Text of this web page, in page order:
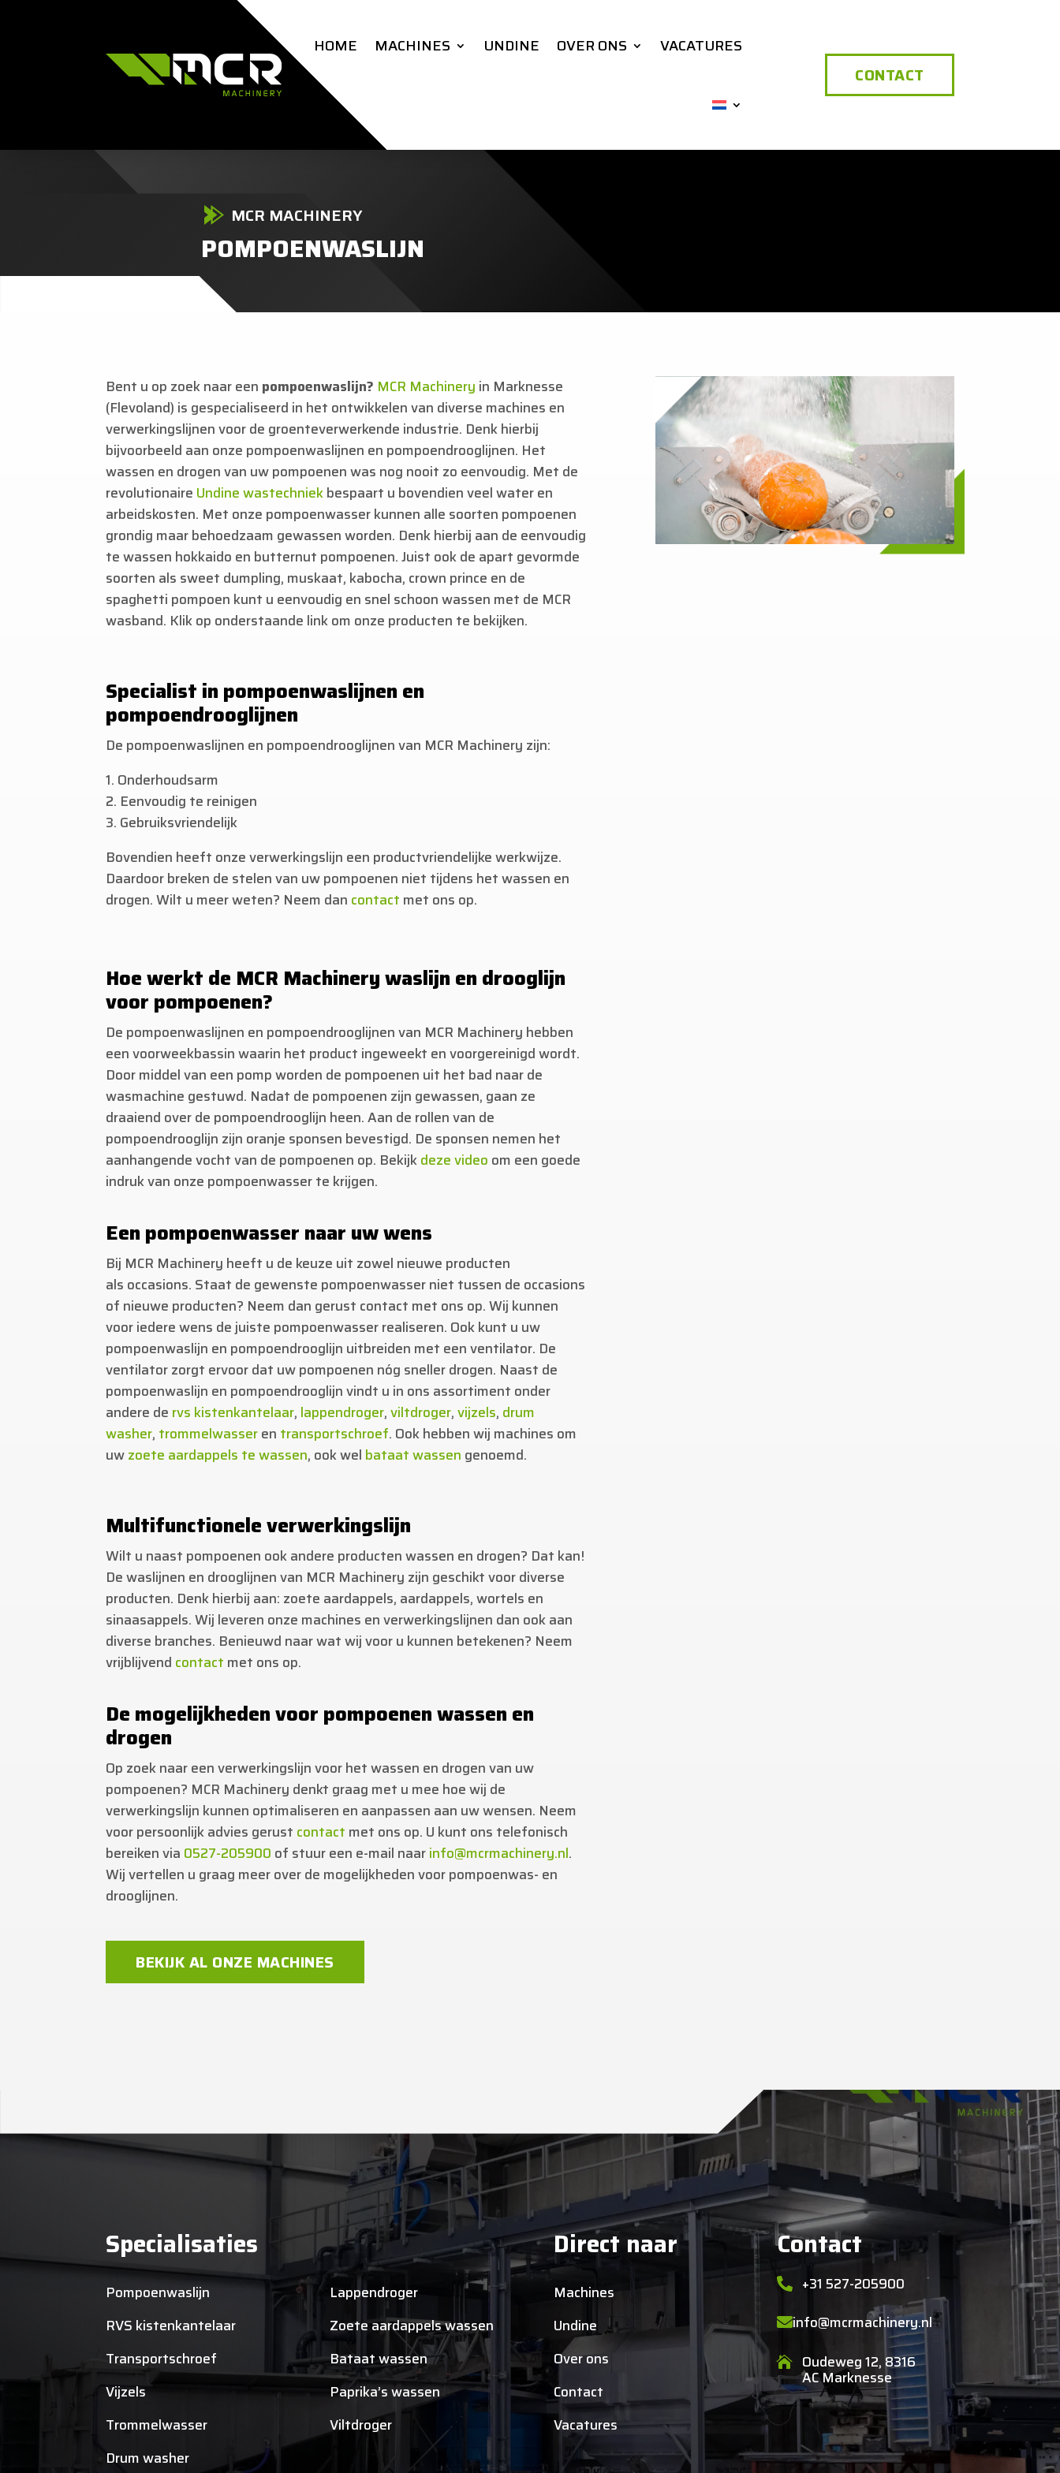
HOME MACHINES UNDINE OVER ONS VACATURES
CONTACT
MCR MACHINERY
POMPOENWASLIJN
Bent u op zoek naar een pompoenwaslijn? MCR Machinery in Marknesse
(Flevoland) is gespecialiseerd in het ontwikkelen van diverse machines en
verwerkingslijnen voor de groenteverwerkende industrie. Denk hierbij
bijvoorbeeld aan onze pompoenwaslijnen en pompoendrooglijnen. Het
wassen en drogen van uw pompoenen was nog nooit zo eenvoudig. Met de
revolutionaire Undine wastechniekbespaart u bovendien veel water en
arbeidskosten. Met onze pompoenwasser kunnen alle soorten pompoenen
grondig maar behoedzaam gewassen worden. Denk hierbij aan de eenvoudig
te wassen hokkaido en butternut pompoenen. Juist ook de apart gevormde
soorten als sweet dumpling, muskaat, kabocha, crown prince en de
spaghetti pompoen kunt u eenvoudig en snel schoon wassen met de MCR
wasband. Klik op onderstaande link om onze producten te bekijken.
Specialist in pompoenwaslijnen en
pompoendrooglijnen
De pompoenwaslijnen en pompoendrooglijnen van MCR Machinery zijn:
1. Onderhoudsarm
2. Eenvoudig te reinigen
3. Gebruiksvriendelijk
Bovendien heeft onze verwerkingslijn een productvriendelijke werkwijze.
Daardoor breken de stelen van uw pompoenen niet tijdens het wassen en
drogen. Wilt u meer weten? Neem dan contact met ons op.
Hoe werkt de MCR Machinery waslijn en drooglijn
voor pompoenen?
De pompoenwaslijnen en pompoendrooglijnen van MCR Machinery hebben
een voorweekbassin waarin het product ingeweekt en voorgereinigd wordt.
Door middel van een pomp worden de pompoenen uit het bad naar de
wasmachine gestuwd. Nadat de pompoenen zijn gewassen, gaan ze
draaiend over de pompoendrooglijn heen. Aan de rollen van de
pompoendrooglijn zijn oranje sponsen bevestigd. De sponsen nemen het
aanhangende vocht van de pompoenen op. Bekijkdeze video om een goede
indruk van onze pompoenwasser te krijgen.
Een pompoenwasser naar uw wens
Bij MCR Machinery heeft u de keuze uit zowel nieuwe producten
als occasions. Staat de gewenste pompoenwasser niet tussen de occasions
of nieuwe producten? Neem dan gerust contact met ons op. Wij kunnen
voor iedere wens de juiste pompoenwasser realiseren. Ook kunt u uw
pompoenwaslijn en pompoendrooglijn uitbreiden met een ventilator. De
ventilator zorgt ervoor dat uw pompoenen nóg sneller drogen. Naast de
pompoenwaslijn en pompoendrooglijn vindt u in ons assortiment onder
andere de rvs kistenkantelaar, lappendroger, viltdroger,vijzels, drum
washer, trommelwasseren transportschroef. Ook hebben wij machines om
uwzoete aardappels te wassen, ook wel bataat wassen genoemd.
Multifunctionele verwerkingslijn
Wilt u naast pompoenen ook andere producten wassen en drogen? Dat kan!
De waslijnen en drooglijnen van MCR Machinery zijn geschikt voor diverse
producten. Denk hierbij aan: zoete aardappels, aardappels, wortels en
sinaasappels. Wij leveren onze machines en verwerkingslijnen dan ook aan
diverse branches. Benieuwd naar wat wij voor u kunnen betekenen? Neem
vrijblijvend contact met ons op.
De mogelijkheden voor pompoenen wassen en
drogen
Op zoek naar een verwerkingslijn voor het wassen en drogen van uw
pompoenen? MCR Machinery denkt graag met u mee hoe wij de
verwerkingslijn kunnen optimaliseren en aanpassen aan uw wensen. Neem
voor persoonlijk advies gerust contact met ons op. U kunt ons telefonisch
bereiken via 0527-205900 of stuur een e-mail naarinfo@mcrmachinery.nl.
Wij vertellen u graag meer over de mogelijkheden voor pompoenwas- en
drooglijnen.
BEKIJK AL ONZE MACHINES
Specialisaties
Pompoenwaslijn
RVS kistenkantelaar
Transportschroef
Vijzels
Trommelwasser
Drum washer
Lappendroger
Zoete aardappels wassen
Bataat wassen
Paprika’s wassen
Viltdroger
Direct naar
Machines
Undine
Over ons
Contact
Vacatures
Contact
 +31 527-205900
info@mcrmachinery.nl
 Oudeweg 12, 8316
AC Marknesse